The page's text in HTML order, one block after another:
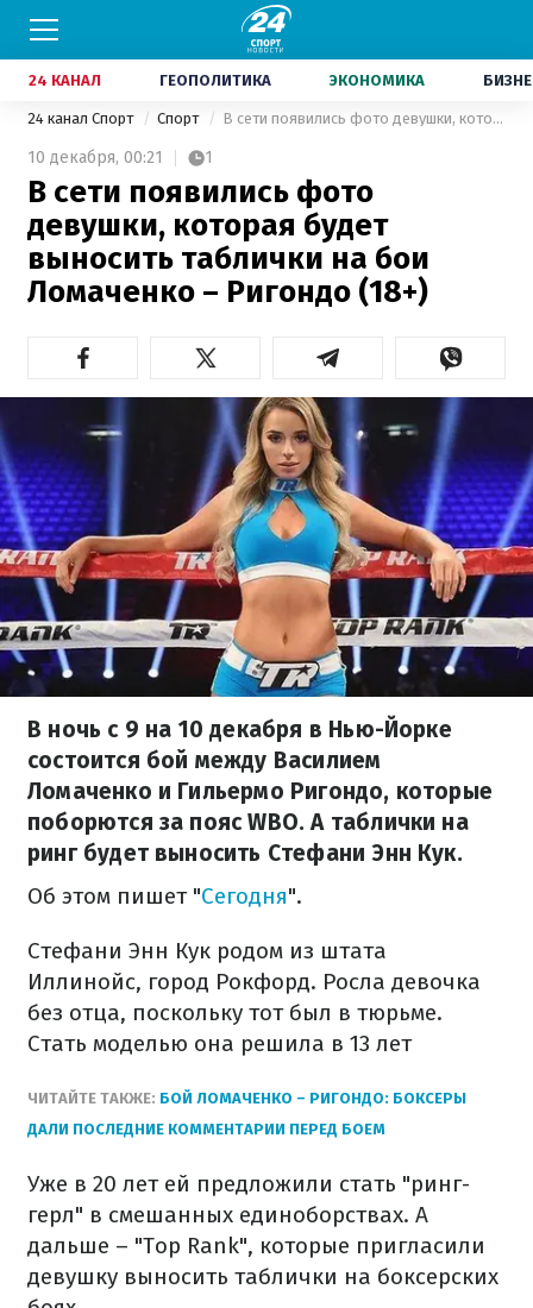
24 КАНАЛ ГЕОПОЛИТИКА ЭКОНОМИКА
24 канал Спорт Спорт В сети появились фото девушки, которая будет выносить таблички на бои Ломаченко – Ригондо (18+)
10 декабря, 00:21 1
В сети появились фото
девушки, которая будет
выносить таблички на бои
Ломаченко – Ригондо (18+)
В ночь с 9 на 10 декабря в Нью-Йорке
состоится бой между Василием
Ломаченко и Гильермо Ригондо, которые
поборются за пояс WBO. А таблички на
ринг будет выносить Стефани Энн Кук.
Об этом пишет "Сегодня".
Стефани Энн Кук родом из штата
Иллинойс, город Рокфорд. Росла девочка
без отца, поскольку тот был в тюрьме.
Стать моделью она решила в 13 лет
ЧИТАЙТЕ ТАКЖЕ: БОЙ ЛОМАЧЕНКО – РИГОНДО: БОКСЕРЫ
ДАЛИ ПОСЛЕДНИЕ КОММЕНТАРИИ ПЕРЕД БОЕМ
Уже в 20 лет ей предложили стать "ринг-
герл" в смешанных единоборствах. А
дальше – "Top Rank", которые пригласили
девушку выносить таблички на боксерских